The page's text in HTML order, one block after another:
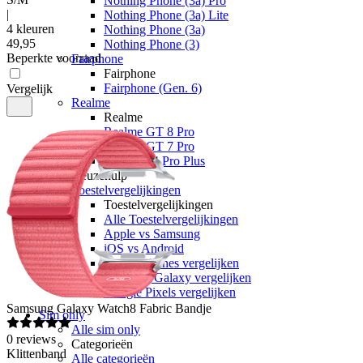
Nothing Phone (3a) Lite
Nothing Phone (3a)
Nothing Phone (3)
Fairphone
Fairphone
Fairphone (Gen. 6)
Realme
Realme
Realme GT 8 Pro
Realme GT 7 Pro
Realme 14 Pro Plus
Keuzehulp
Toestelvergelijkingen
Toestelvergelijkingen
Alle Toestelvergelijkingen
Apple vs Samsung
iOS vs Android
Apple iPhones vergelijken
Samsung Galaxy vergelijken
Google Pixels vergelijken
Sim only
Alle sim only
Categorieën
Alle categorieën
|
4 kleuren
49,95
Beperkte voorraad
Vergelijk
Samsung Galaxy Watch8 Fabric Bandje
0 reviews
Klittenband